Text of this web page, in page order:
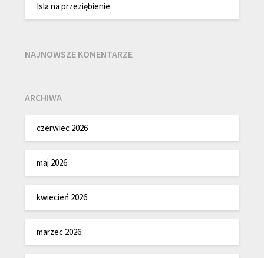
Isla na przeziębienie
NAJNOWSZE KOMENTARZE
ARCHIWA
czerwiec 2026
maj 2026
kwiecień 2026
marzec 2026